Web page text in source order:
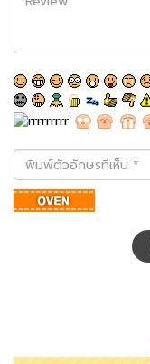
พิมพ์
ตัว
อักษร
ที่